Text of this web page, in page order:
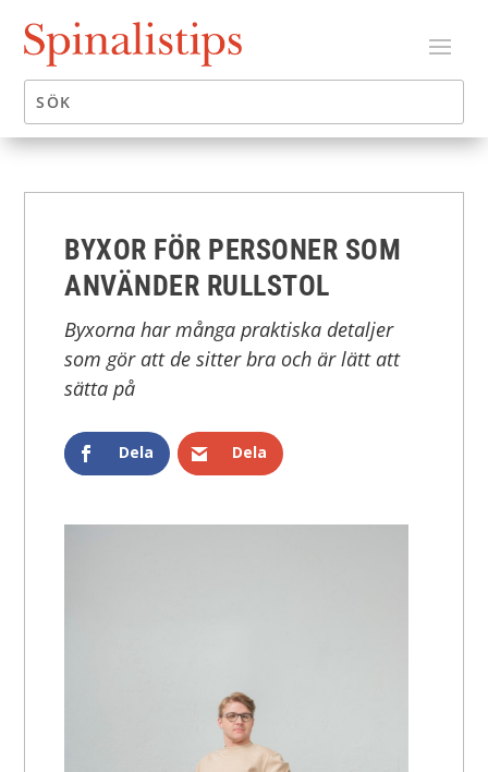
BYXOR FÖR PERSONER SOM
ANVÄNDER RULLSTOL
Byxorna har många praktiska detaljer
som gör att de sitter bra och är lätt att
sätta på
Dela Dela